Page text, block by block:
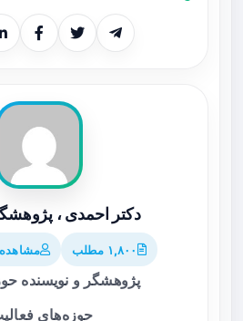
دکتر احمدی ،
۱,۸۰۰ مطلب
پژوهشگر و نویسنده
حوزه‌های